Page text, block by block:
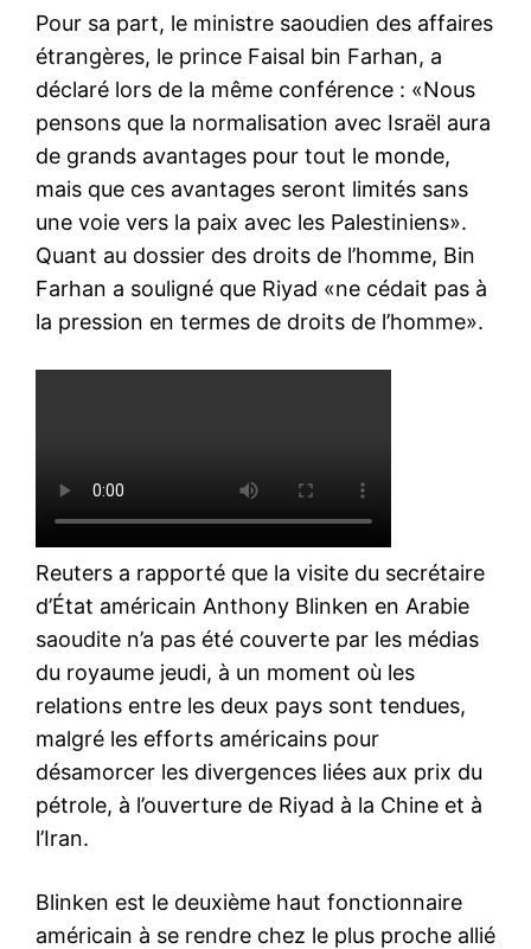
Pour sa part, le ministre saoudien des affaires
étrangères, le prince Faisal bin Farhan, a
déclaré lors de la même conférence : «Nous
pensons que la normalisation avec Israël aura
de grands avantages pour tout le monde,
mais que ces avantages seront limités sans
une voie vers la paix avec les Palestiniens».
Quant au dossier des droits de l’homme, Bin
Farhan a souligné que Riyad «ne cédait pas à
la pression en termes de droits de l’homme».
Reuters a rapporté que la visite du secrétaire
d’État américain Anthony Blinken en Arabie
saoudite n’a pas été couverte par les médias
du royaume jeudi, à un moment où les
relations entre les deux pays sont tendues,
malgré les efforts américains pour
désamorcer les divergences liées aux prix du
pétrole, à l’ouverture de Riyad à la Chine et à
l’Iran.
Blinken est le deuxième haut fonctionnaire
américain à se rendre chez le plus proche allié